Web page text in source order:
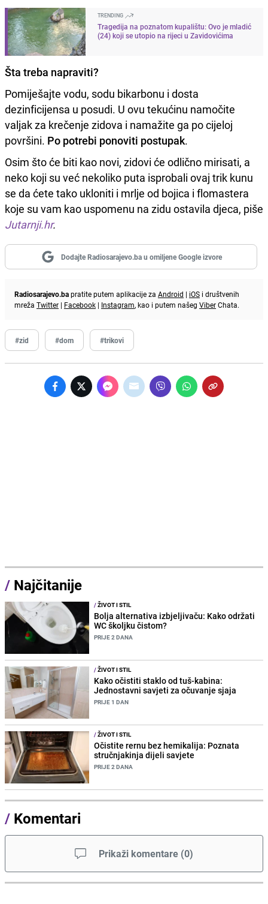
TRENDING
Tragedija na poznatom kupalištu: Ovo je mladić
(24) koji se utopio na rijeci u Zavidovićima
Šta treba napraviti?
Pomiješajte vodu, sodu bikarbonu i dosta
dezinficijensa u posudi. U ovu tekućinu namočite
valjak za krečenje zidova i namažite ga po cijeloj
površini. Po potrebi ponoviti postupak.
Osim što će biti kao novi, zidovi će odlično mirisati, a
neko koji su već nekoliko puta isprobali ovaj trik kunu
se da ćete tako ukloniti i mrlje od bojica i flomastera
koje su vam kao uspomenu na zidu ostavila djeca, piše
Jutarnji.hr.
Dodajte Radiosarajevo.ba u omiljene Google izvore
Radiosarajevo.bapratite putem aplikacije za Android | iOS i društvenih
mreža Twitter | Facebook | Instagram, kao i putem našeg ViberChata.
#zid #dom #trikovi
/ Najčitanije
/ŽIVOT I STIL
Bolja alternativa izbjeljivaču: Kako održati
WC školjku čistom?
PRIJE 2 DANA
/ŽIVOT I STIL
Kako očistiti staklo od tuš-kabina:
Jednostavni savjeti za očuvanje sjaja
PRIJE 1 DAN
/ŽIVOT I STIL
Očistite rernu bez hemikalija: Poznata
stručnjakinja dijeli savjete
PRIJE 2 DANA
/ Komentari
Prikaži komentare (0)